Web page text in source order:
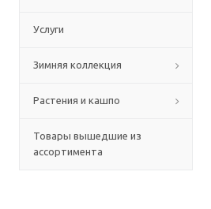
Услуги
Зимняя коллекция
Растения и кашпо
Товары вышедшие из
ассортимента